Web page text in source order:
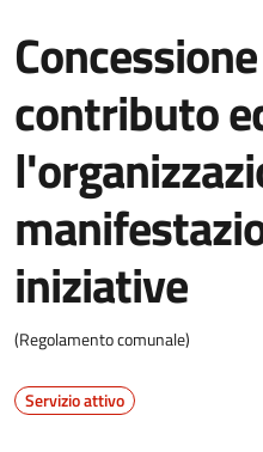
contributo
iniziative
(Regolamento comunale)
Servizio attivo